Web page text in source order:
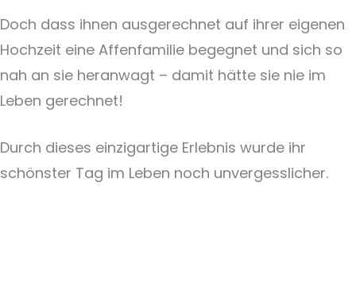
Doch dass ihnen ausgerechnet auf ihrer eigenen
Hochzeit eine Affenfamilie begegnet und sich so
nah an sie heranwagt – damit hätte sie nie im
Leben gerechnet!
Durch dieses einzigartige Erlebnis wurde ihr
schönster Tag im Leben noch unvergesslicher.